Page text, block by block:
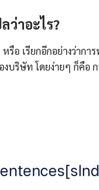
ว่าอะไร?
รือ เรียกอีกอย่างว่าก
บริษัท โดยง่ายๆ ก็คือ